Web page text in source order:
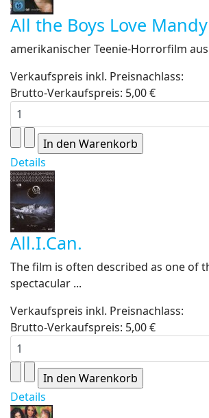
All the Boys Love
amerikanischer Teenie-Horrorfilm aus
Verkaufspreis inkl. Preisnachlass:
Brutto-Verkaufspreis: 5,00 €
Details
All.I.Can.
The film is often described as one of
spectacular ...
Verkaufspreis inkl. Preisnachlass:
Brutto-Verkaufspreis: 5,00 €
Details